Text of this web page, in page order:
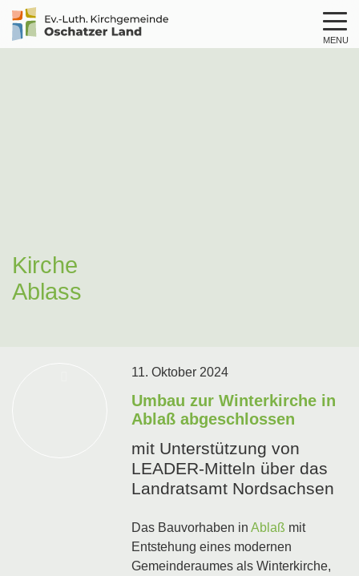
Logo
MENU
Kirche
Ablass
11. Oktober 2024
Umbau zur Winterkirche in
Ablaß abgeschlossen
mit Unterstützung von
LEADER-Mitteln über das
Landratsamt Nordsachsen
Das Bauvorhaben inAblaß mit
Entstehung eines modernen
Gemeinderaumes als Winterkirche,